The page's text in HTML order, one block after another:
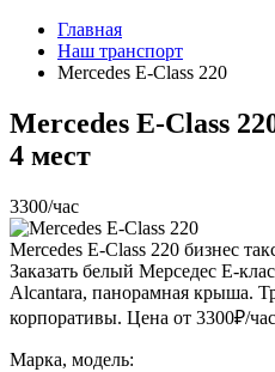
Главная
Наш транспорт
Mercedes E-Class 220
Mercedes E-Class
4 мест
3300/час
Mercedes E-Class 220 бизнес
Заказать белый Мерседес Е-
Alcantara, панорамная крыша.
корпоративы. Цена от 3300₽/час
Марка, модель: